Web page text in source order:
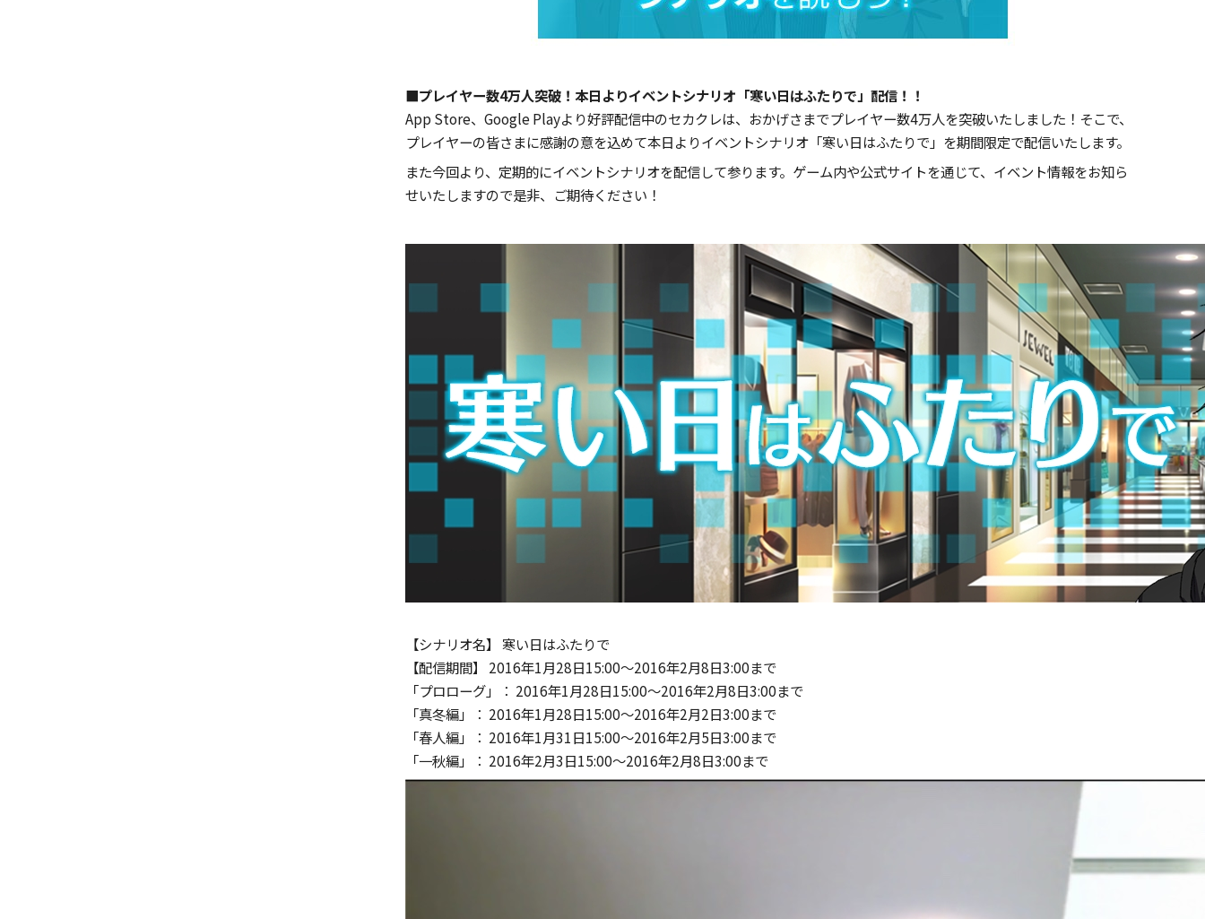
■プレイヤー数4万人突破！本日よりイベントシナリオ「寒い日はふたりで」配信！！
App Store、Google Playより好評配信中のセカクレは、おかげさまでプレイヤー数4万人を突破いたしました！そこで、
プレイヤーの皆さまに感謝の意を込めて本日よりイベントシナリオ「寒い日はふたりで」を期間限定で配信いたします。
また今回より、定期的にイベントシナリオを配信して参ります。ゲーム内や公式サイトを通じて、イベント情報をお知ら
せいたしますので是非、ご期待ください！
【シナリオ名】 寒い日はふたりで
【配信期間】 2016年1月28日15:00～2016年2月8日3:00まで
「プロローグ」： 2016年1月28日15:00～2016年2月8日3:00まで
「真冬編」： 2016年1月28日15:00～2016年2月2日3:00まで
「春人編」： 2016年1月31日15:00～2016年2月5日3:00まで
「一秋編」： 2016年2月3日15:00～2016年2月8日3:00まで